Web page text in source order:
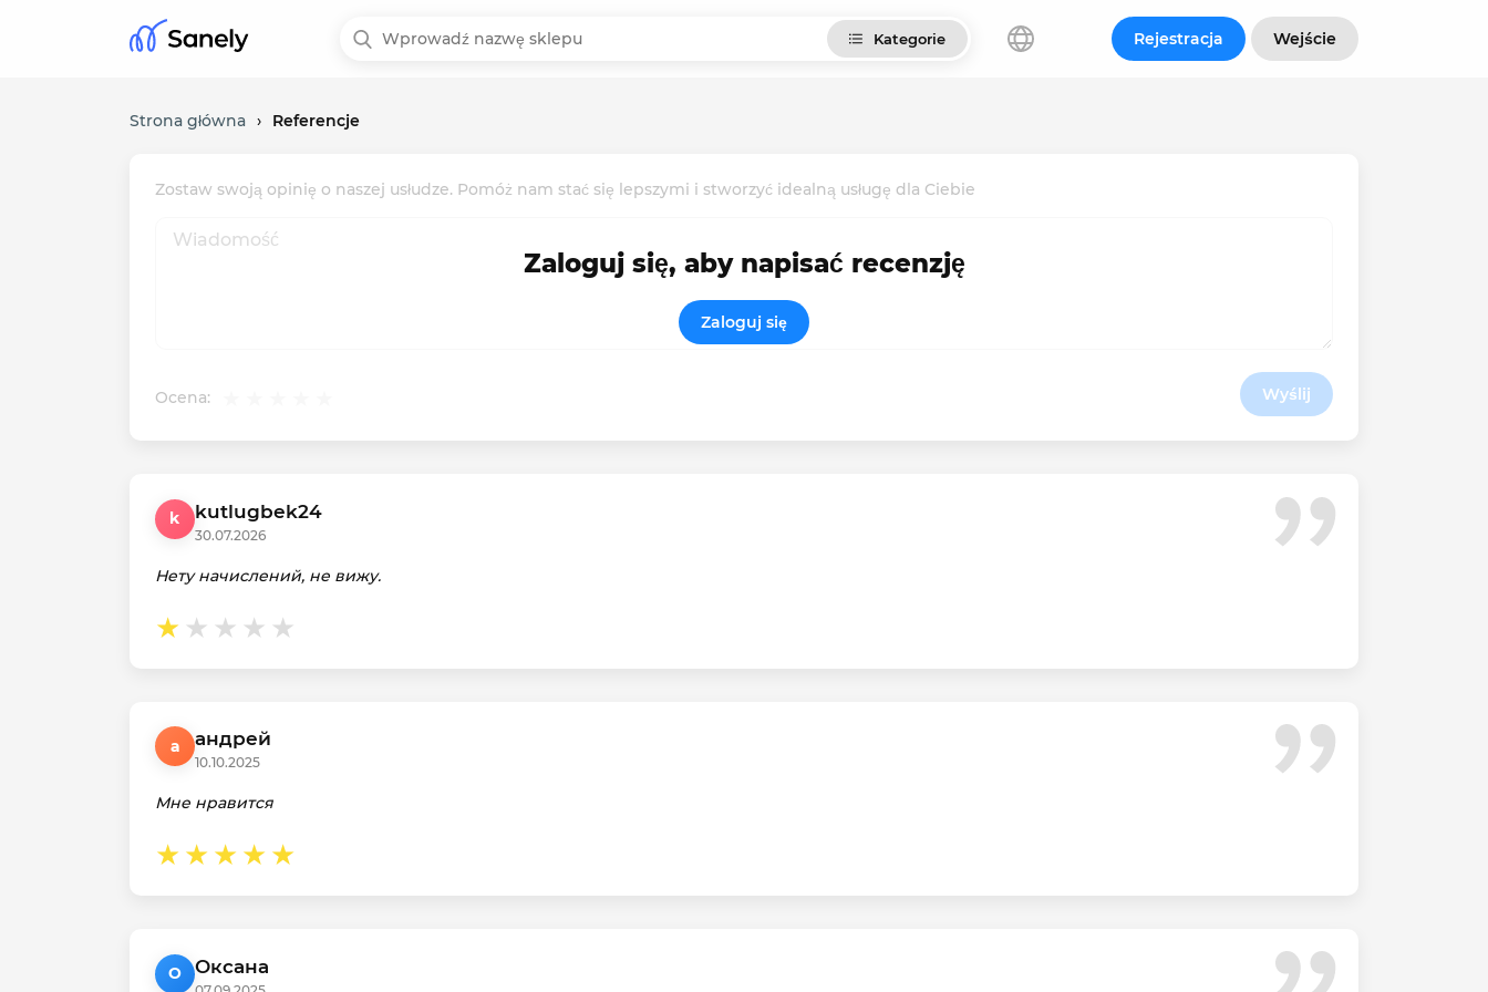
Kategorie Rejestracja Wejście
Strona główna › Referencje
Zostaw swoją opinię o naszej usłudze. Pomóż nam stać się lepszymi i stworzyć idealną usługę dla Ciebie
Ocena: Wyślij
Zaloguj się, aby napisać recenzję
Zaloguj się
k kutlugbek24
30.07.2026
Нету начислений, не вижу.
а андрей
10.10.2025
Мне нравится
О Оксана